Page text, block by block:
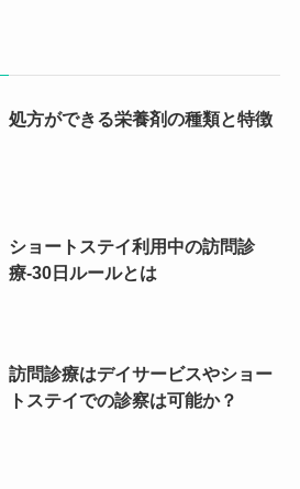
処方ができる栄養剤の種類と特徴
ショートステイ利用中の訪問診
療-30日ルールとは
訪問診療はデイサービスやショー
トステイでの診察は可能か？